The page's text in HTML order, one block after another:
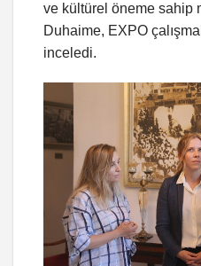
ve kültürel öneme sahip
Duhaime, EXPO
inceledi.